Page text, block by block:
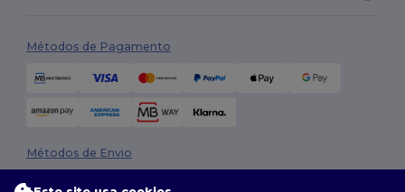
Métodos de Pagamento
Métodos de Envio